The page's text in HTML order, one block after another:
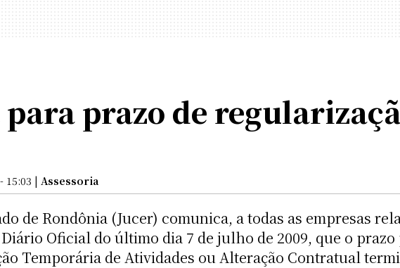
prazo de
15:03 | Assessoria
de Rondônia (Jucer) comunica, a todas as empresas
Oficial do último dia 7 de julho de 2009, que o prazo
Temporária de Atividades ou Alteração Contratual